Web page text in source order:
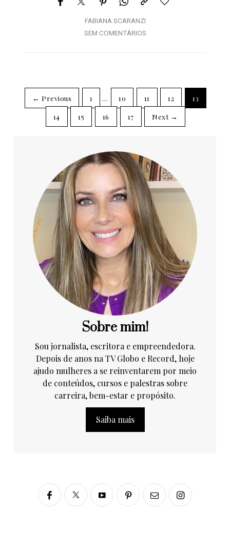
FABIANA SCARANZI
SEM COMENTÁRIOS
← Previous 1 … 10 11 12
13
14
15 16 17 Next →
Sobre mim!
Sou jornalista, escritora e empreendedora.
Depois de anos na TV Globo e Record, hoje
ajudo mulheres a se reinventarem por meio
de conteúdos, cursos e palestras sobre
carreira, bem-estar e propósito.
Saiba mais